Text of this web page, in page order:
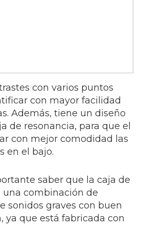
con varios puntos
con mayor facilidad
Además, tiene un diseño
de resonancia, para que el
con mejor comodidad las
en el bajo.
saber que la caja de
una combinación de
sonidos graves con buen
ya que está fabricada con